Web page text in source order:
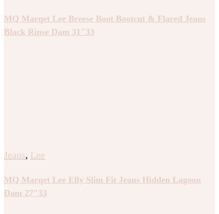
MQ Marqet Lee Breese Boot Bootcut & Flared Jeans
Black Rinse Dam 31″33
Jeans, Lee
MQ Marqet Lee Elly Slim Fit Jeans Hidden Lagoon
Dam 27″33